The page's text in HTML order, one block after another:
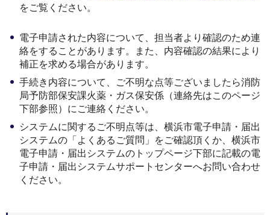
をご覧ください。
電子申請された内容について、担当者より確認のため連
絡をすることがあります。また、内容確認の結果により
補正を求める場合があります。
手続き内容について、ご不明な点等ございましたら消防
局予防部保安課火薬・ガス保安係（連絡先はこのページ
下部参照）にご連絡ください。
システムに関するご不明点等は、横浜市電子申請・届出
システムの「よくあるご質問」をご確認頂くか、横浜市
電子申請・届出システムのトップページ下部に記載の電
子申請・届出システムサポートセンターへお問い合わせ
ください。